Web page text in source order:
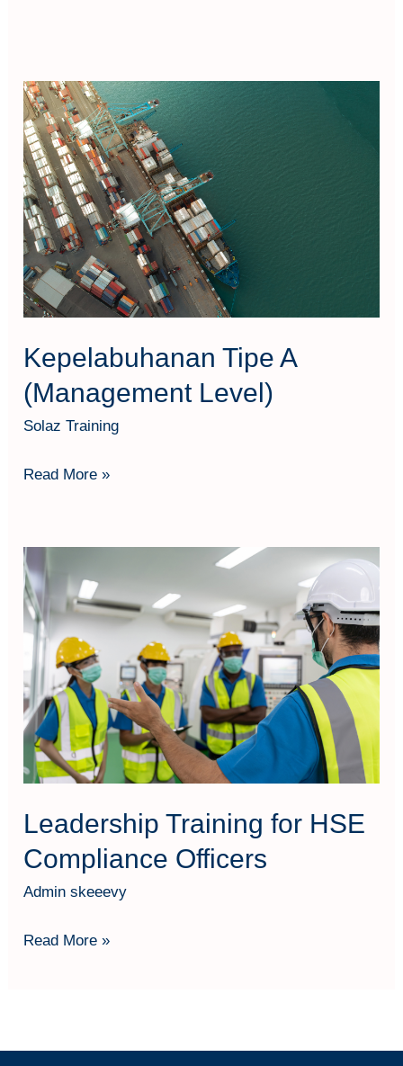
Kepelabuhanan Tipe A
(Management Level)
Solaz Training
Kepelabuhanan
Tipe
A
(Management
Level)
Read More »
Leadership Training for HSE
Compliance Officers
Admin skeeevy
Leadership
Training
for
HSE
Compliance
Officers
Read More »